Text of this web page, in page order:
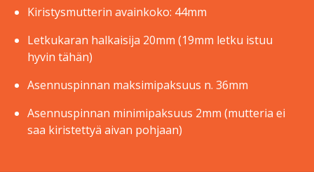
Kiristysmutterin avainkoko: 44mm
Letkukaran halkaisija 20mm (19mm letku istuu
hyvin tähän)
Asennuspinnan maksimipaksuus n. 36mm
Asennuspinnan minimipaksuus 2mm (mutteria ei
saa kiristettyä aivan pohjaan)